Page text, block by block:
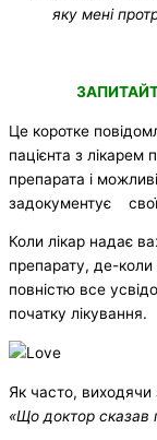
яку мені
Це коротке
пацієнта з лікарем
препарата і
задокументує свої
Коли лікар надає
препарату, де-коли
повністю все
початку лікування.
Як часто, виходячи
«Що доктор сказав